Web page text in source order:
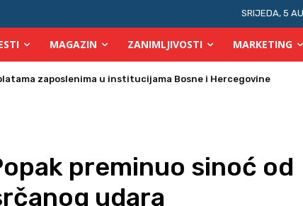
SRIJEDA, 5
MAGAZIN ZANIMLJIVOSTI MARKETING
otiskom prsta, a glasovi brojati elektronski i ručno
preminuo sinoć od
udara